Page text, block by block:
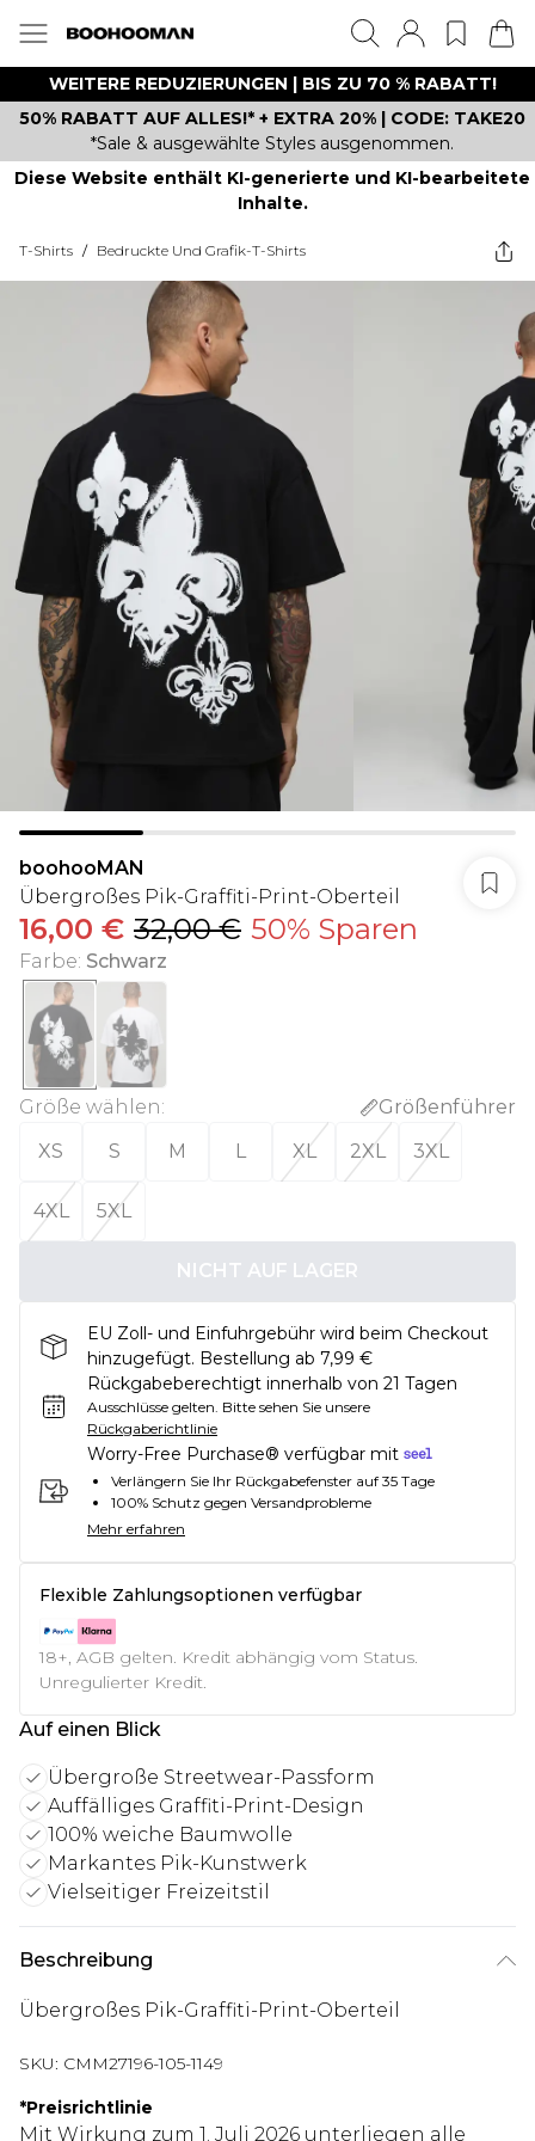
WEITERE REDUZIERUNGEN | BIS ZU 70 % RABATT!
50% RABATT AUF ALLES!* + EXTRA 20% | CODE: TAKE20
*Sale & ausgewählte Styles ausgenommen.
Diese Website enthält KI-generierte und KI-bearbeitete
Inhalte.
T-Shirts / Bedruckte Und Grafik-T-Shirts
boohooMAN
Übergroßes Pik-Graffiti-Print-Oberteil
16,00 € 32,00 € 50% Sparen
Farbe: Schwarz
Größe wählen:
Größenführer
XS
S M L XL 2XL 3XL
4XL 5XL
NICHT AUF LAGER
EU Zoll- und Einfuhrgebühr wird beim Checkout
hinzugefügt. Bestellung ab 7,99 €
Rückgabeberechtigt innerhalb von 21 Tagen
Ausschlüsse gelten. Bitte sehen Sie unsere
Rückgaberichtlinie
Worry-Free Purchase® verfügbar mit
Verlängern Sie Ihr Rückgabefenster auf 35 Tage
100% Schutz gegen Versandprobleme
Mehr erfahren
Flexible Zahlungsoptionen verfügbar
18+, AGB gelten. Kredit abhängig vom Status.
Unregulierter Kredit.
Auf einen Blick
Übergroße Streetwear-Passform
Auffälliges Graffiti-Print-Design
100% weiche Baumwolle
Markantes Pik-Kunstwerk
Vielseitiger Freizeitstil
Beschreibung
Übergroßes Pik-Graffiti-Print-Oberteil
SKU: CMM27196-105-1149
*Preisrichtlinie
Mit Wirkung zum 1. Juli 2026 unterliegen alle